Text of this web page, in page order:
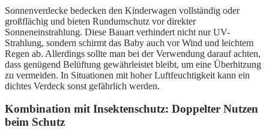
Sonnenverdecke bedecken den Kinderwagen vollständig oder
großflächig und bieten Rundumschutz vor direkter
Sonneneinstrahlung. Diese Bauart verhindert nicht nur UV-
Strahlung, sondern schirmt das Baby auch vor Wind und leichtem
Regen ab. Allerdings sollte man bei der Verwendung darauf achten,
dass genügend Belüftung gewährleistet bleibt, um eine Überhitzung
zu vermeiden. In Situationen mit hoher Luftfeuchtigkeit kann ein
dichtes Verdeck sonst gefährlich werden.
Kombination mit Insektenschutz: Doppelter Nutzen
beim Schutz